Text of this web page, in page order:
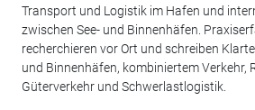
Transport und Logistik im Hafen und
zwischen See- und Binnenhäfen.
recherchieren vor Ort und schreiben
und Binnenhäfen, kombiniertem Verkehr,
Güterverkehr und Schwerlastlogistik.